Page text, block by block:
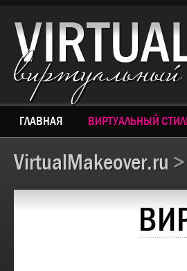
ГЛАВНАЯ ВИРТУАЛЬНЫЙ
VirtualMakeover.ru